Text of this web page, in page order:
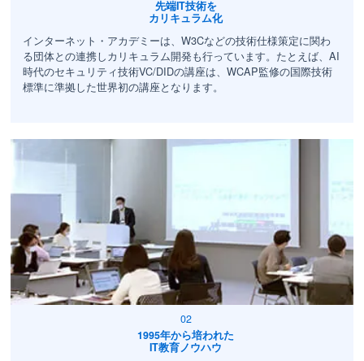
先端IT技術を
カリキュラム化
インターネット・アカデミーは、W3Cなどの技術仕様策定に関わ
る団体との連携しカリキュラム開発も行っています。たとえば、AI
時代のセキュリティ技術VC/DIDの講座は、WCAP監修の国際技術
標準に準拠した世界初の講座となります。
1995年から培われた
IT教育ノウハウ